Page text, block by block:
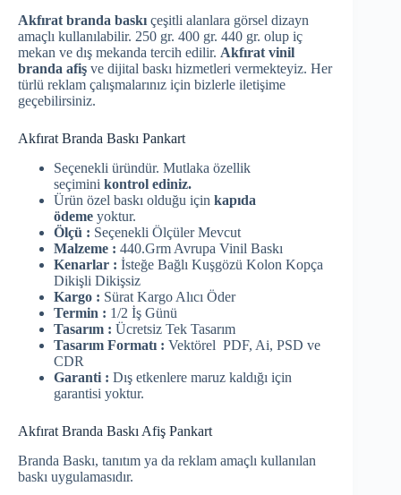
Akfırat branda baskı çeşitli alanlara görsel dizayn
amaçlı kullanılabilir. 250 gr. 400 gr. 440 gr. olup iç
mekan ve dış mekanda tercih edilir. Akfırat vinil
branda afiş ve dijital baskı hizmetleri vermekteyiz. Her
türlü reklam çalışmalarınız için bizlerle iletişime
geçebilirsiniz.
Akfırat Branda Baskı Pankart
Seçenekli üründür. Mutlaka özellik
seçimini kontrol ediniz.
Ürün özel baskı olduğu için kapıda
ödeme yoktur.
Ölçü : Seçenekli Ölçüler Mevcut
Malzeme : 440.Grm Avrupa Vinil Baskı
Kenarlar : İsteğe Bağlı Kuşgözü Kolon Kopça
Dikişli Dikişsiz
Kargo : Sürat Kargo Alıcı Öder
Termin : 1/2 İş Günü
Tasarım : Ücretsiz Tek Tasarım
Tasarım Formatı : Vektörel PDF, Ai, PSD ve
CDR
Garanti : Dış etkenlere maruz kaldığı için
garantisi yoktur.
Akfırat Branda Baskı Afiş Pankart
Branda Baskı, tanıtım ya da reklam amaçlı kullanılan
baskı uygulamasıdır.